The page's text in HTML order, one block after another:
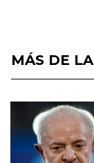
MÁS DE